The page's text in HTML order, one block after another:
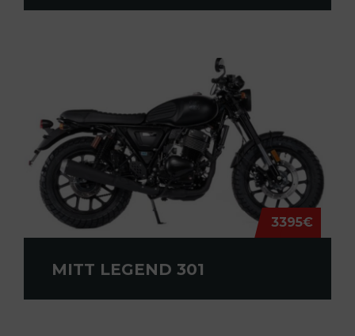
3395€
MITT LEGEND 301